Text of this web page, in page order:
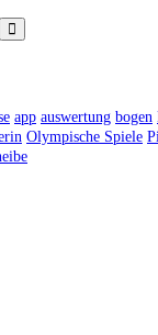
app auswertung bogen
Olympische Spiele